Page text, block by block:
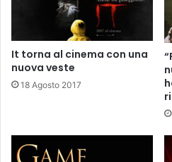
It torna al cinema con una
nuova veste
18 Agosto 2017